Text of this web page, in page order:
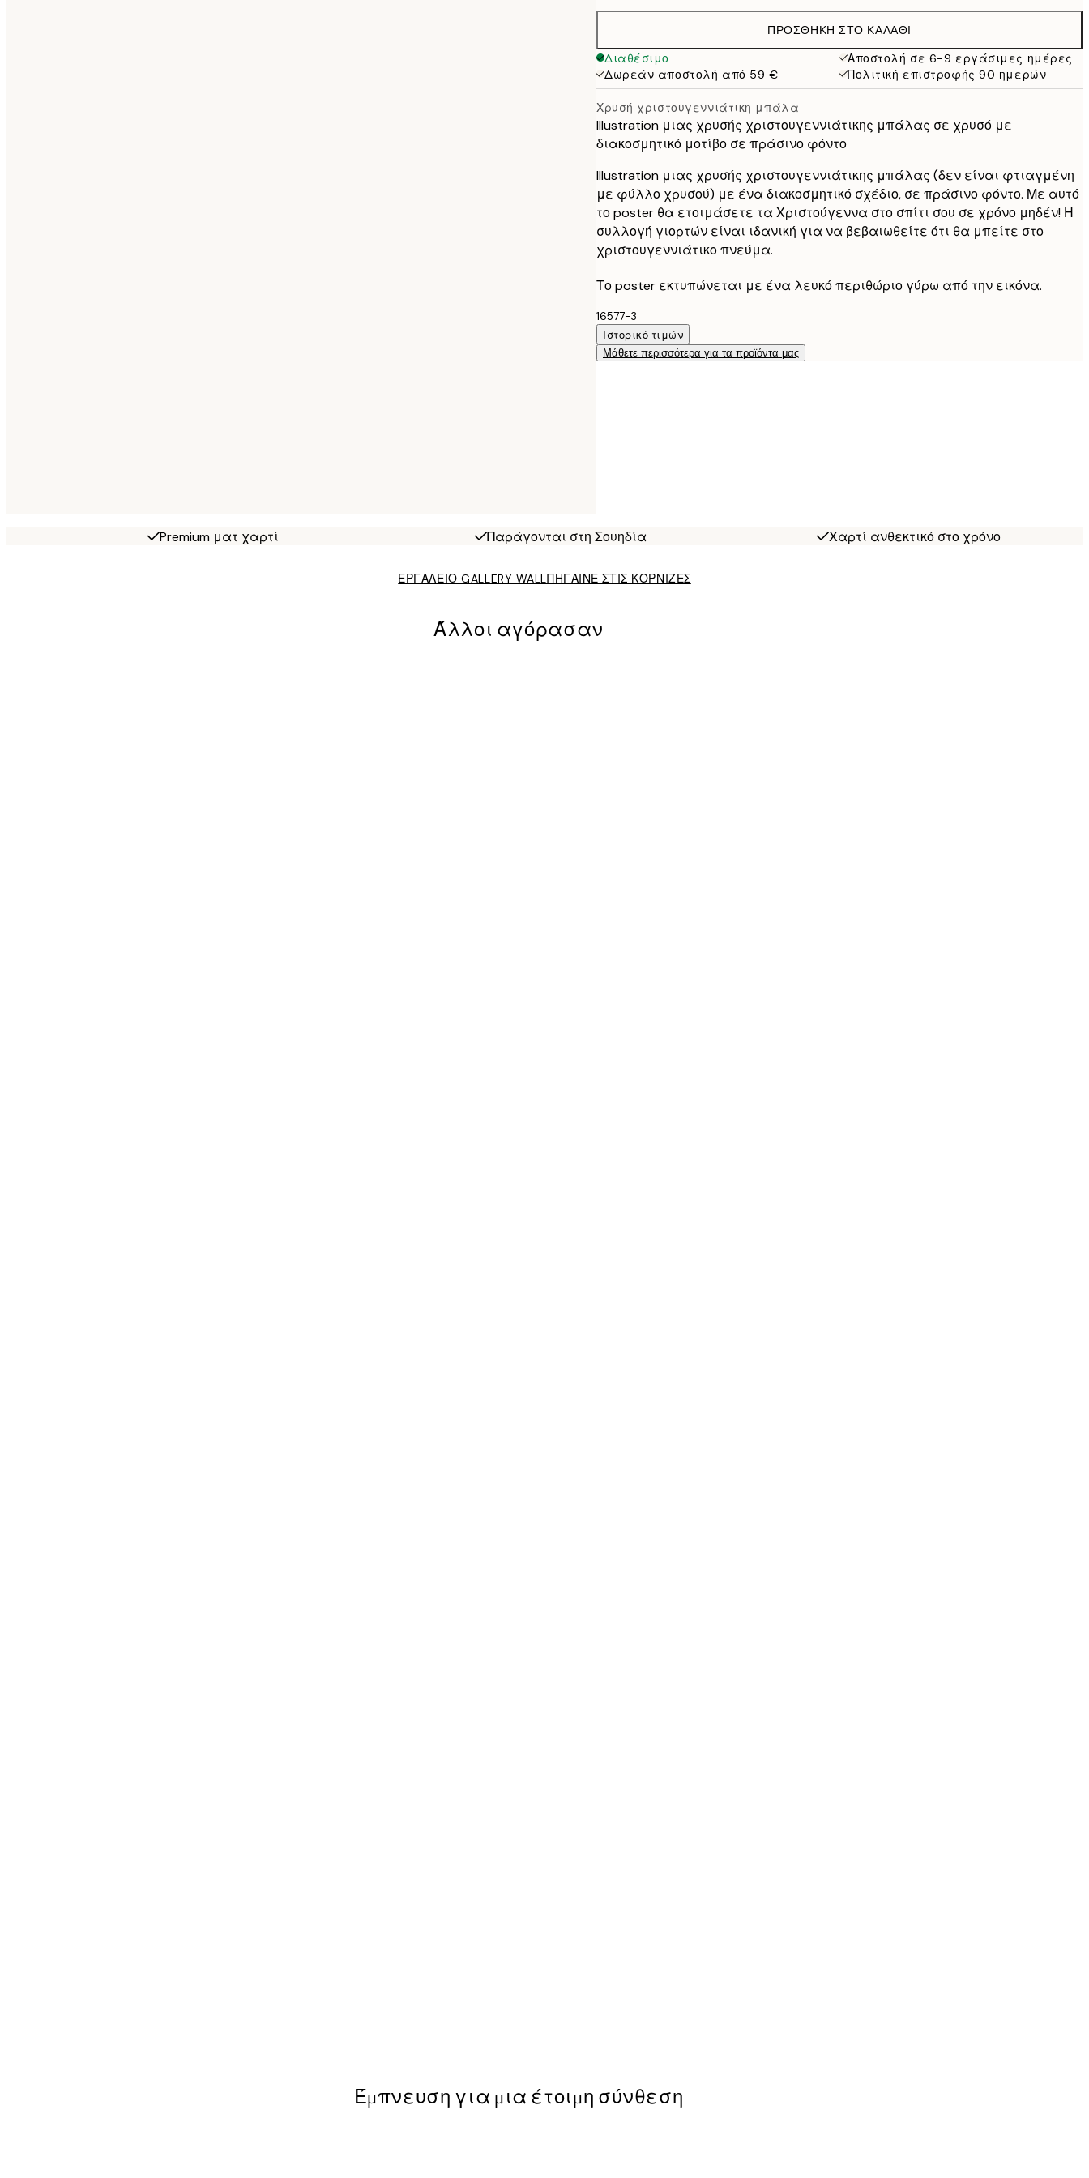
13 €
19,95 €
50x70 cm 16,23 €
32,45 €
ΠΡΟΣΘΉΚΗ ΣΤΟ ΚΑΛΆΘΙ
Διαθέσιμο
Αποστολή σε 6-9 εργάσιμες ημέρες
Δωρεάν αποστολή από 59 €
Πολιτική επιστροφής 90 ημερών
Χρυσή χριστουγεννιάτικη μπάλα
Illustration μιας χρυσής χριστουγεννιάτικης μπάλας σε χρυσό με
διακοσμητικό μοτίβο σε πράσινο φόντο
Illustration μιας χρυσής χριστουγεννιάτικης μπάλας (δεν είναι φτιαγμένη
με φύλλο χρυσού) με ένα διακοσμητικό σχέδιο, σε πράσινο φόντο. Με αυτό
το poster θα ετοιμάσετε τα Χριστούγεννα στο σπίτι σου σε χρόνο μηδέν! Η
συλλογή γιορτών είναι ιδανική για να βεβαιωθείτε ότι θα μπείτε στο
χριστουγεννιάτικο πνεύμα.
Το poster εκτυπώνεται με ένα λευκό περιθώριο γύρω από την εικόνα.
16577-3
Ιστορικό τιμών
Μάθετε περισσότερα για τα προϊόντα μας
Premium ματ χαρτί Παράγονται στη Σουηδία Χαρτί ανθεκτικό στο χρόνο
ΕΡΓΑΛΕΙΟ GALLERY WALLΠΗΓΑΙΝΕ ΣΤΙΣ ΚΟΡΝΙΖΕΣ
Άλλοι αγόρασαν
Έμπνευση για μια έτοιμη σύνθεση